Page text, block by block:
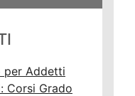
per Addetti
Corsi Grado